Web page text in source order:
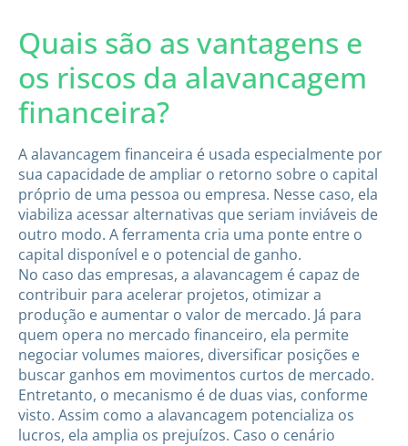
Quais são as vantagens e
os riscos da alavancagem
financeira?
A alavancagem financeira é usada especialmente por
sua capacidade de ampliar o retorno sobre o capital
próprio de uma pessoa ou empresa. Nesse caso, ela
viabiliza acessar alternativas que seriam inviáveis de
outro modo. A ferramenta cria uma ponte entre o
capital disponível e o potencial de ganho.
No caso das empresas, a alavancagem é capaz de
contribuir para acelerar projetos, otimizar a
produção e aumentar o valor de mercado. Já para
quem opera no mercado financeiro, ela permite
negociar volumes maiores, diversificar posições e
buscar ganhos em movimentos curtos de mercado.
Entretanto, o mecanismo é de duas vias, conforme
visto. Assim como a alavancagem potencializa os
lucros, ela amplia os prejuízos. Caso o cenário